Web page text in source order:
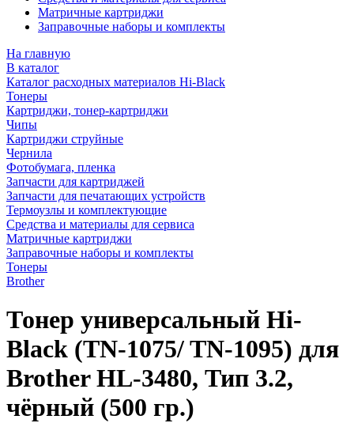
Матричные картриджи
Заправочные наборы и комплекты
На главную
В каталог
Каталог расходных материалов Hi-Black
Тонеры
Картриджи, тонер-картриджи
Чипы
Картриджи струйные
Чернила
Фотобумага, пленка
Запчасти для картриджей
Запчасти для печатающих устройств
Термоузлы и комплектующие
Средства и материалы для сервиса
Матричные картриджи
Заправочные наборы и комплекты
Тонеры
Brother
Тонер универсальный Hi-
Black (TN-1075/ TN-1095) для
Brother HL-3480, Тип 3.2,
чёрный (500 гр.)